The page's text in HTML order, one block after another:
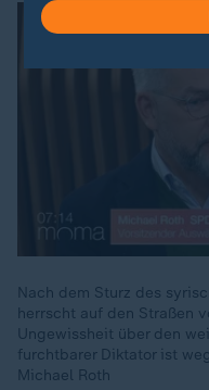
Nach dem Sturz des
herrscht auf den Straßen
Ungewissheit über den
furchtbarer Diktator ist
Michael Roth